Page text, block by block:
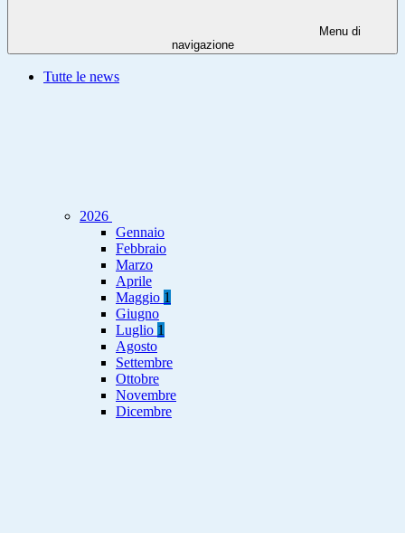
Menu di
navigazione
Tutte le news
2026
Gennaio
Febbraio
Marzo
Aprile
Maggio 1
Giugno
Luglio 1
Agosto
Settembre
Ottobre
Novembre
Dicembre